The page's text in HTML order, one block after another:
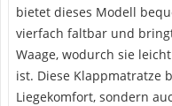
bietet dieses Modell
vierfach faltbar und
Waage, wodurch sie
ist. Diese Klappmatratze
Liegekomfort, sondern